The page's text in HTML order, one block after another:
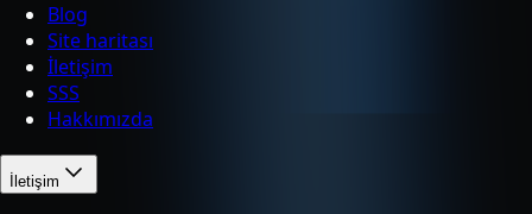
Blog
Site haritası
İletişim
SSS
Hakkımızda
İletişim